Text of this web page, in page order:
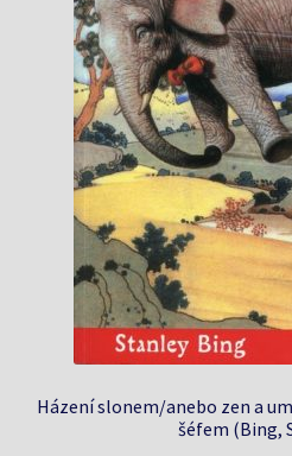
Házení slonem/anebo zen a
šéfem (Bing,